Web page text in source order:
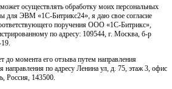
осуществлять обработку моих персональных
для ЭВМ «1С-Битрикс24», я даю свое согласие
поручения ООО «1С-Битрикс»,
по адресу: 109544, г. Москва, б-р
до момента его отзыва путем направления
направления по адресу Ленина ул, д. 75, этаж 3, офис
Россия, 143500.